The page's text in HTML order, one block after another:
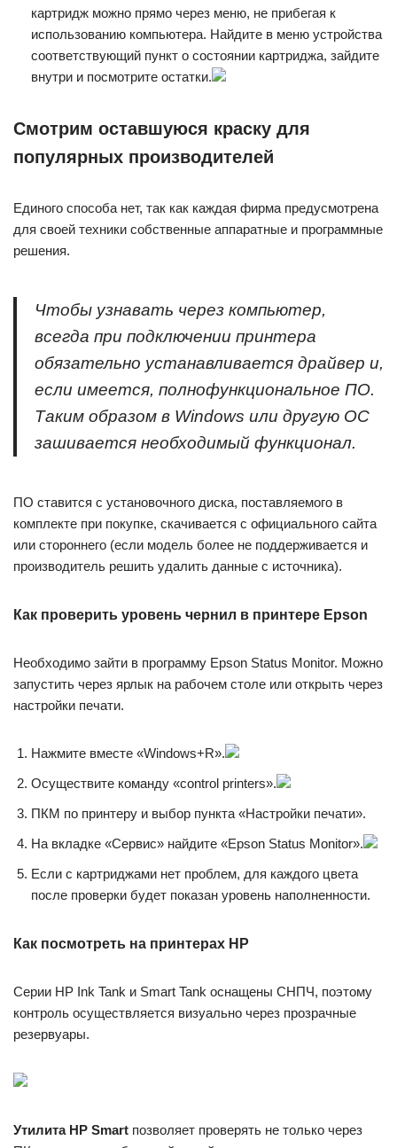
картридж можно прямо через меню, не прибегая к
использованию компьютера. Найдите в меню устройства
соответствующий пункт о состоянии картриджа, зайдите
внутри и посмотрите остатки.
Смотрим оставшуюся краску для
популярных производителей
Единого способа нет, так как каждая фирма предусмотрена
для своей техники собственные аппаратные и программные
решения.
Чтобы узнавать через компьютер,
всегда при подключении принтера
обязательно устанавливается драйвер и,
если имеется, полнофункциональное ПО.
Таким образом в Windows или другую ОС
зашивается необходимый функционал.
ПО ставится с установочного диска, поставляемого в
комплекте при покупке, скачивается с официального сайта
или стороннего (если модель более не поддерживается и
производитель решить удалить данные с источника).
Как проверить уровень чернил в принтере Epson
Необходимо зайти в программу Epson Status Monitor. Можно
запустить через ярлык на рабочем столе или открыть через
настройки печати.
Нажмите вместе «Windows+R».
Осуществите команду «control printers».
ПКМ по принтеру и выбор пункта «Настройки печати».
На вкладке «Сервис» найдите «Epson Status Monitor».
Если с картриджами нет проблем, для каждого цвета
после проверки будет показан уровень наполненности.
Как посмотреть на принтерах HP
Серии HP Ink Tank и Smart Tank оснащены СНПЧ, поэтому
контроль осуществляется визуально через прозрачные
резервуары.
Утилита HP Smart позволяет проверять не только через